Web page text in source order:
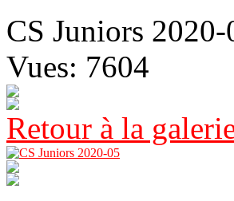
CS Juniors 2020-
Vues: 7604
Retour à la